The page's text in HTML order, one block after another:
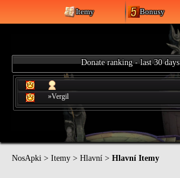
Itemy Bonusy
Donate ranking - last 30 days
»Vergil
NosApki > Itemy > Hlavní > Hlavní Itemy